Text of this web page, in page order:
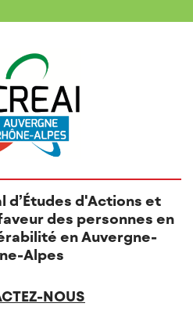
d’Études d'Actions et
des personnes en
en Auvergne-
Alpes
NOUS